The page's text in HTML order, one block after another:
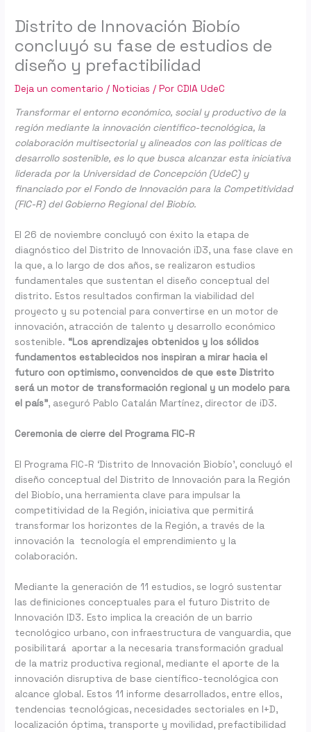
Distrito de Innovación Biobío
concluyó su fase de estudios de
diseño y prefactibilidad
Deja un comentario /Noticias / PorCDIA UdeC
Transformar el entorno económico, social y productivo de la
región mediante la innovación científico-tecnológica, la
colaboración multisectorial y alineados con las políticas de
desarrollo sostenible, es lo que busca alcanzar esta iniciativa
liderada por la Universidad de Concepción (UdeC) y
financiado por el Fondo de Innovación para la Competitividad
(FIC-R) del Gobierno Regional del Biobío.
El 26 de noviembre concluyó con éxito la etapa de
diagnóstico del Distrito de Innovación iD3, una fase clave en
la que, a lo largo de dos años, se realizaron estudios
fundamentales que sustentan el diseño conceptual del
distrito. Estos resultados confirman la viabilidad del
proyecto y su potencial para convertirse en un motor de
innovación, atracción de talento y desarrollo económico
sostenible. “Los aprendizajes obtenidos y los sólidos
fundamentos establecidos nos inspiran a mirar hacia el
futuro con optimismo, convencidos de que este Distrito
será un motor de transformación regional y un modelo para
el país”, aseguró Pablo Catalán Martínez, director de iD3.
Ceremonia de cierre del Programa FIC-R
El Programa FIC-R ‘Distrito de Innovación Biobío’, concluyó el
diseño conceptual del Distrito de Innovación para la Región
del Biobío, una herramienta clave para impulsar la
competitividad de la Región, iniciativa que permitirá
transformar los horizontes de la Región, a través de la
innovación la tecnología el emprendimiento y la
colaboración.
Mediante la generación de 11 estudios, se logró sustentar
las definiciones conceptuales para el futuro Distrito de
Innovación ID3. Esto implica la creación de un barrio
tecnológico urbano, con infraestructura de vanguardia, que
posibilitará aportar a la necesaria transformación gradual
de la matriz productiva regional, mediante el aporte de la
innovación disruptiva de base científico-tecnológica con
alcance global. Estos 11 informe desarrollados, entre ellos,
tendencias tecnológicas, necesidades sectoriales en I+D,
localización óptima, transporte y movilidad, prefactibilidad